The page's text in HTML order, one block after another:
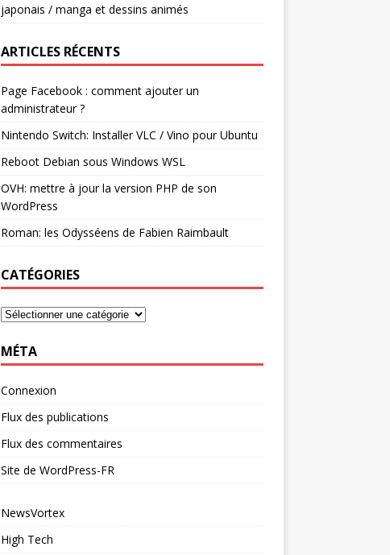
japonais / manga et dessins animés
ARTICLES RÉCENTS
Page Facebook : comment ajouter un
administrateur ?
Nintendo Switch: Installer VLC / Vino pour Ubuntu
Reboot Debian sous Windows WSL
OVH: mettre à jour la version PHP de son
WordPress
Roman: les Odysséens de Fabien Raimbault
CATÉGORIES
MÉTA
Connexion
Flux des publications
Flux des commentaires
Site de WordPress-FR
NewsVortex
High Tech